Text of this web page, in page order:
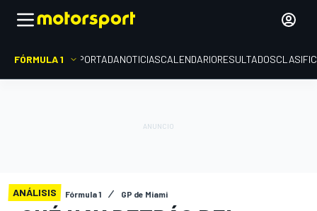
FÓRMULA 1 PORTADANOTICIASCALENDARIORESULTADOS
ANÁLISIS Fórmula 1 GP de Miami